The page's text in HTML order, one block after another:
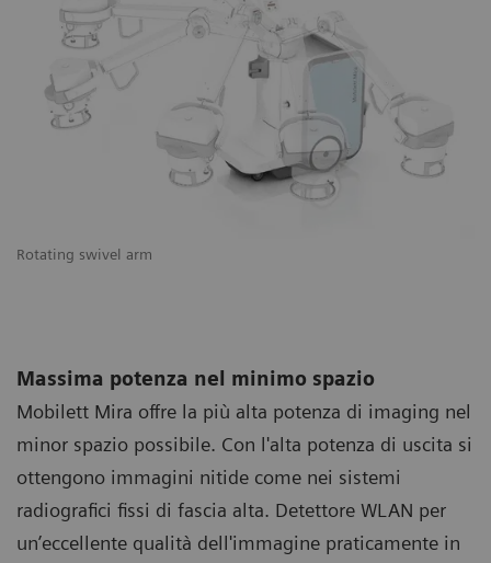
Rotating swivel arm
Massima potenza nel minimo spazio
Mobilett Mira offre la più alta potenza di imaging nel
minor spazio possibile. Con l'alta potenza di uscita si
ottengono immagini nitide come nei sistemi
radiografici fissi di fascia alta. Detettore WLAN per
un’eccellente qualità dell'immagine praticamente in